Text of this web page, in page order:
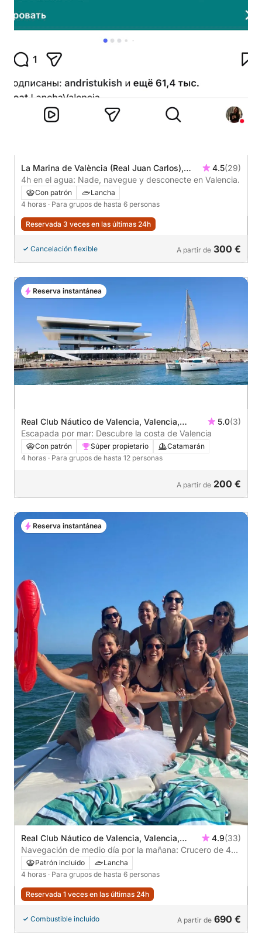
La Marina de València (Real Juan Carlos),
Valencia, España
4.5(29)
4h en el agua: Nade, navegue y desconecte en Valencia.
Con patrón
Lancha
4 horas · Para grupos de hasta 6 personas
Reservada 3 veces en las últimas 24h
Cancelación flexible A partir de 300 €
Real Club Náutico de Valencia, Valencia,
España
5.0(3)
Escapada por mar: Descubre la costa de Valencia
Con patrón Súper propietario
Catamarán
4 horas · Para grupos de hasta 12 personas
A partir de 200 €
Reserva instantánea
Real Club Náutico de Valencia, Valencia,
España
4.9(33)
Navegación de medio día por la mañana: Crucero de 4
horas a las aguas azules del Mediterráneo y la Playa del
Saler desde Valencia
Patrón incluido
Lancha
4 horas · Para grupos de hasta 6 personas
Reservada 1 veces en las últimas 24h
Combustible incluido A partir de 690 €
Reserva instantánea